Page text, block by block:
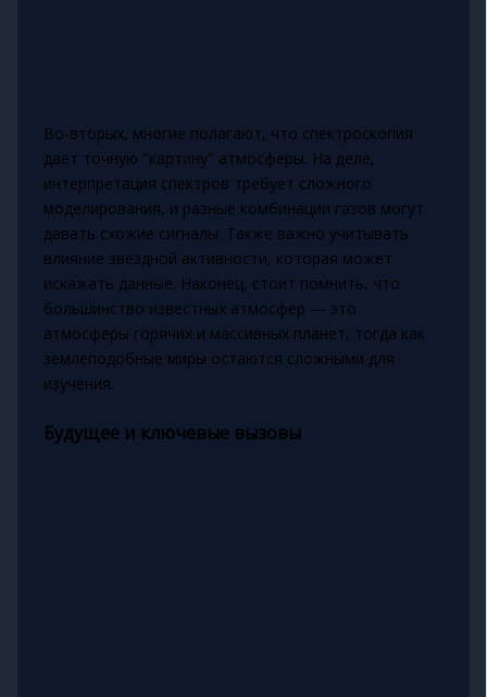
Во-вторых, многие полагают, что спектроскопия
даёт точную "картину" атмосферы. На деле,
интерпретация спектров требует сложного
моделирования, и разные комбинации газов могут
давать схожие сигналы. Также важно учитывать
влияние звёздной активности, которая может
искажать данные. Наконец, стоит помнить, что
большинство известных атмосфер — это
атмосферы горячих и массивных планет, тогда как
землеподобные миры остаются сложными для
изучения.
Будущее и ключевые вызовы